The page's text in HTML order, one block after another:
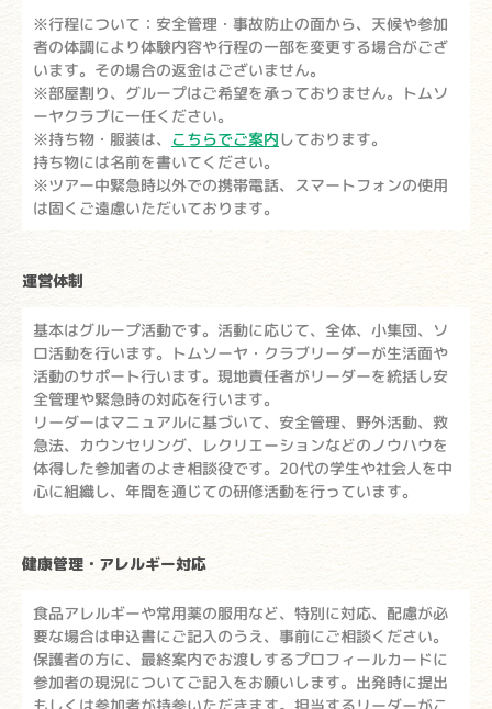
※行程について：安全管理・事故防止の面から、天候や参加
者の体調により体験内容や行程の一部を変更する場合がござ
います。その場合の返金はございません。
※部屋割り、グループはご希望を承っておりません。トムソ
ーヤクラブに一任ください。
※持ち物・服装は、 こちらでご案内しております。
持ち物には名前を書いてください。
※ツアー中緊急時以外での携帯電話、スマートフォンの使用
は固くご遠慮いただいております。
運営体制
基本はグループ活動です。活動に応じて、全体、小集団、ソ
ロ活動を行います。トムソーヤ・クラブリーダーが生活面や
活動のサポート行います。現地責任者がリーダーを統括し安
全管理や緊急時の対応を行います。
リーダーはマニュアルに基づいて、安全管理、野外活動、救
急法、カウンセリング、レクリエーションなどのノウハウを
体得した参加者のよき相談役です。20代の学生や社会人を中
心に組織し、年間を通じての研修活動を行っています。
健康管理・アレルギー対応
食品アレルギーや常用薬の服用など、特別に対応、配慮が必
要な場合は申込書にご記入のうえ、事前にご相談ください。
保護者の方に、最終案内でお渡しするプロフィールカードに
参加者の現況についてご記入をお願いします。出発時に提出